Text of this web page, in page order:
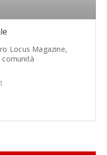
Locus Magazine,